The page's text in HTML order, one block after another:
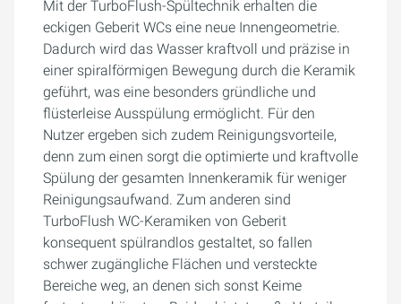
Mit der TurboFlush-Spültechnik erhalten die
eckigen Geberit WCs eine neue Innengeometrie.
Dadurch wird das Wasser kraftvoll und präzise in
einer spiralförmigen Bewegung durch die Keramik
geführt, was eine besonders gründliche und
flüsterleise Ausspülung ermöglicht. Für den
Nutzer ergeben sich zudem Reinigungsvorteile,
denn zum einen sorgt die optimierte und kraftvolle
Spülung der gesamten Innenkeramik für weniger
Reinigungsaufwand. Zum anderen sind
TurboFlush WC-Keramiken von Geberit
konsequent spülrandlos gestaltet, so fallen
schwer zugängliche Flächen und versteckte
Bereiche weg, an denen sich sonst Keime